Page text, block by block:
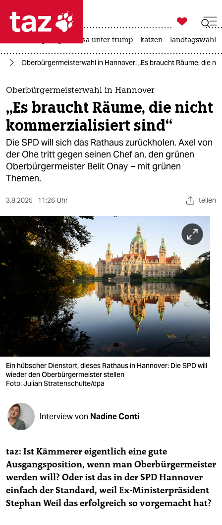
 taz zahl ich
taz zahl ich
themen
politik
öko
gesellschaft
kultur
sport
berlin
nord
wahrheit
verlag
veranstaltungen
shop
fragen & hilfe
unterstützen
abo
genossenschaft
epaper login

taz zahl ich
usa unter trump katzen landtagswahl
Oberbürgermeisterwahl in Hannover: „Es braucht Räume, die
Oberbürgermeisterwahl in Hannover
„Es braucht Räume, die nicht
kommerzialisiert sind“
Die SPD will sich das Rathaus zurückholen. Axel von
der Ohe tritt gegen seinen Chef an, den grünen
Oberbürgermeister Belit Onay – mit grünen
Themen.
3.8.2025 11:26 Uhr teilen
Ein hübscher Dienstort, dieses Rathaus in Hannover: Die SPD will
wieder den Oberbürgermeister stellen
Foto: Julian Stratenschulte/dpa
Interview von Nadine Conti
taz: Ist Kämmerer eigentlich eine gute
Ausgangsposition, wenn man Oberbürgermeister
werden will? Oder ist das in der SPD Hannover
einfach der Standard, weil Ex-Ministerpräsident
Stephan Weil das erfolgreich so vorgemacht hat?